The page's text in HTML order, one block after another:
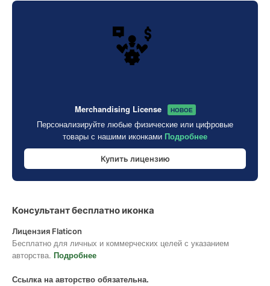
Merchandising License НОВОЕ
Персонализируйте любые физические или цифровые
товары с нашими иконками Подробнее
Купить лицензию
Консультант бесплатно иконка
Лицензия Flaticon
Бесплатно для личных и коммерческих целей с указанием
авторства. Подробнее
Ссылка на авторство обязательна.